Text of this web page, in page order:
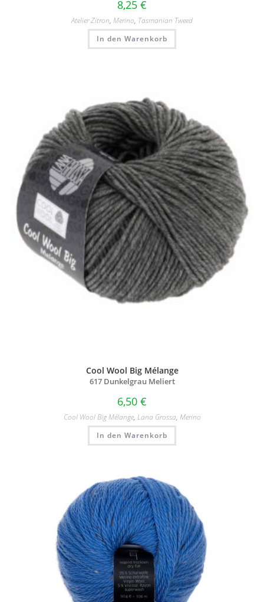
8,25 €
Atelier Zitron, Merino, Tasmanian Tweed
In den Warenkorb
Cool Wool Big Mélange
617 Dunkelgrau Meliert
6,50 €
Cool Wool Big Mélange, Lana Grossa, Merino
In den Warenkorb